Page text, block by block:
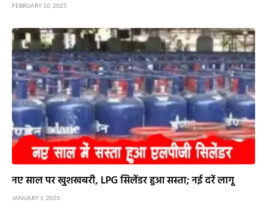
FEBRUARY 10, 2025
नए साल पर खुशखबरी, LPG सिलेंडर हुआ सस्ता; नई दरें लागू
JANUARY 1, 2025